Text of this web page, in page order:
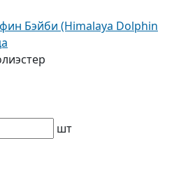
Бэйби (Himalaya Dolphin
шт